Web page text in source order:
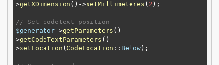
>getXDimension ()->setMillimeteres ( 2 );
// Set codetext position
$generator->getParameters ()-
>getCodeTextParameters ()-
>setLocation ( CodeLocation :: Below );